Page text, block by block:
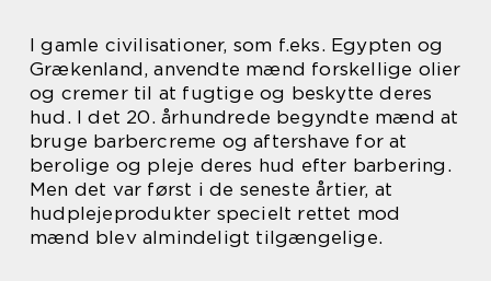
I gamle civilisationer, som f.eks. Egypten og
Grækenland, anvendte mænd forskellige olier
og cremer til at fugtige og beskytte deres
hud. I det 20. århundrede begyndte mænd at
bruge barbercreme og aftershave for at
berolige og pleje deres hud efter barbering.
Men det var først i de seneste årtier, at
hudplejeprodukter specielt rettet mod
mænd blev almindeligt tilgængelige.